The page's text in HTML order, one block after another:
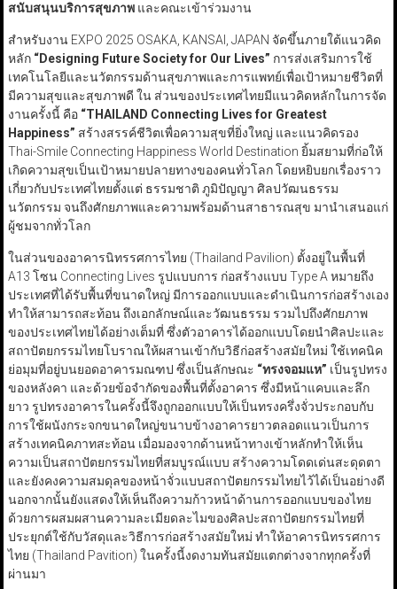
สนับสนุนบริการสุขภาพและคณะเข้าร่วมงาน
สำหรับงาน EXPO 2025 OSAKA, KANSAI, JAPAN จัดขึ้นภายใต้แนวคิด
หลัก “Designing Future Society for Our Lives” การส่งเสริมการใช้
เทคโนโลยีและนวัตกรรมด้านสุขภาพและการแพทย์เพื่อเป้าหมายชีวิตที่
มีความสุขและสุขภาพดี ใน ส่วนของประเทศไทยมีแนวคิดหลักในการจัด
งานครั้งนี้ คือ “THAILAND Connecting Lives for Greatest
Happiness” สร้างสรรค์ชีวิตเพื่อความสุขที่ยิ่งใหญ่ และแนวคิดรอง
Thai-Smile Connecting Happiness World Destination ยิ้มสยามที่ก่อให้
เกิดความสุขเป็นเป้าหมายปลายทางของคนทั่วโลก โดยหยิบยกเรื่องราว
เกี่ยวกับประเทศไทยตั้งแต่ ธรรมชาติ ภูมิปัญญา ศิลปวัฒนธรรม
นวัตกรรม จนถึงศักยภาพและความพร้อมด้านสาธารณสุข มานำเสนอแก่
ผู้ชมจากทั่วโลก
ในส่วนของอาคารนิทรรศการไทย (Thailand Pavilion) ตั้งอยู่ในพื้นที่
A13 โซน Connecting Lives รูปแบบการ ก่อสร้างแบบ Type A หมายถึง
ประเทศที่ได้รับพื้นที่ขนาดใหญ่ มีการออกแบบและดำเนินการก่อสร้างเอง
ทำให้สามารถสะท้อน ถึงเอกลักษณ์และวัฒนธรรม รวมไปถึงศักยภาพ
ของประเทศไทยได้อย่างเต็มที่ ซึ่งตัวอาคารได้ออกแบบโดยนำศิลปะและ
สถาปัตยกรรมไทยโบราณให้ผสานเข้ากับวิธีก่อสร้างสมัยใหม่ ใช้เทคนิค
ย่อมุมที่อยู่บนยอดอาคารมณฑป ซึ่งเป็นลักษณะ “ทรงจอมแห” เป็นรูปทรง
ของหลังคา และด้วยข้อจำกัดของพื้นที่ตั้งอาคาร ซึ่งมีหน้าแคบและลึก
ยาว รูปทรงอาคารในครั้งนี้จึงถูกออกแบบให้เป็นทรงครึ่งจั่วประกอบกับ
การใช้ผนังกระจกขนาดใหญ่ขนาบข้างอาคารยาวตลอดแนวเป็นการ
สร้างเทคนิคภาทสะท้อน เมื่อมองจากด้านหน้าทางเข้าหลักทำให้เห็น
ความเป็นสถาปัตยกรรมไทยที่สมบูรณ์แบบ สร้างความโดดเด่นสะดุดตา
และยังคงความสมดุลของหน้าจั่วแบบสถาปัตยกรรมไทยไว้ได้เป็นอย่างดี
นอกจากนั้นยังแสดงให้เห็นถึงความก้าวหน้าด้านการออกแบบของไทย
ด้วยการผสมผสานความละเมียดละไมของศิลปะสถาปัตยกรรมไทยที่
ประยุกต์ใช้กับวัสดุและวิธีการก่อสร้างสมัยใหม่ ทำให้อาคารนิทรรศการ
ไทย (Thailand Pavition) ในครั้งนี้งดงามทันสมัยแตกต่างจากทุกครั้งที่
ผ่านมา